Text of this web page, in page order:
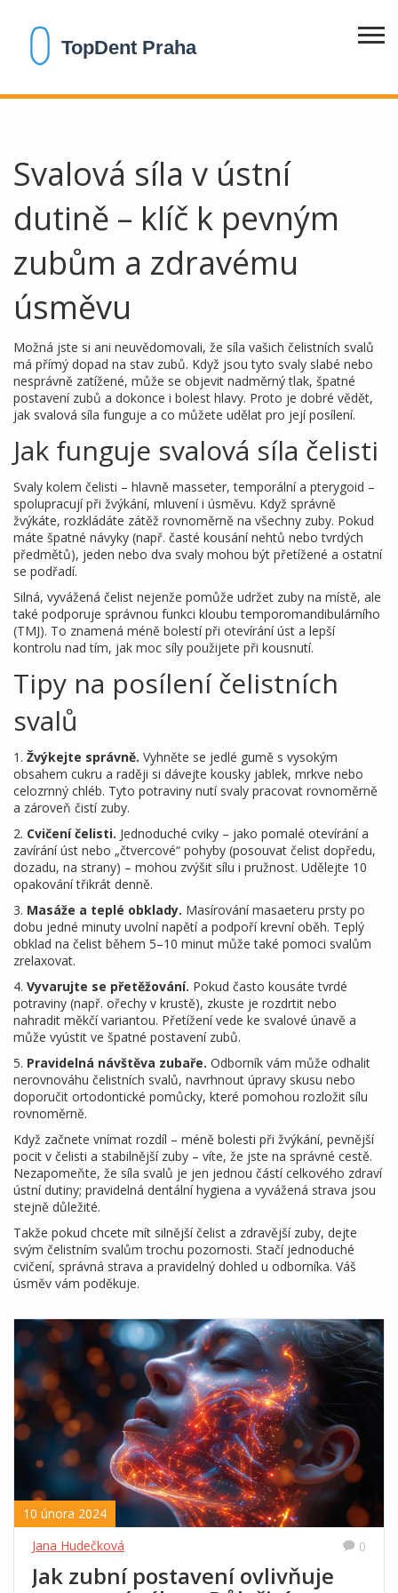
Svalová síla v ústní
dutině – klíč k pevným
zubům a zdravému
úsměvu
Možná jste si ani neuvědomovali, že síla vašich čelistních svalů
má přímý dopad na stav zubů. Když jsou tyto svaly slabé nebo
nesprávně zatížené, může se objevit nadměrný tlak, špatné
postavení zubů a dokonce i bolest hlavy. Proto je dobré vědět,
jak svalová síla funguje a co můžete udělat pro její posílení.
Jak funguje svalová síla čelisti
Svaly kolem čelisti – hlavně masseter, temporální a pterygoid –
spolupracují při žvýkání, mluvení i úsměvu. Když správně
žvýkáte, rozkládáte zátěž rovnoměrně na všechny zuby. Pokud
máte špatné návyky (např. časté kousání nehtů nebo tvrdých
předmětů), jeden nebo dva svaly mohou být přetížené a ostatní
se podřadí.
Silná, vyvážená čelist nejenže pomůže udržet zuby na místě, ale
také podporuje správnou funkci kloubu temporomandibulárního
(TMJ). To znamená méně bolestí při otevírání úst a lepší
kontrolu nad tím, jak moc síly použijete při kousnutí.
Tipy na posílení čelistních
svalů
1. Žvýkejte správně. Vyhněte se jedlé gumě s vysokým
obsahem cukru a raději si dávejte kousky jablek, mrkve nebo
celozrnný chléb. Tyto potraviny nutí svaly pracovat rovnoměrně
a zároveň čistí zuby.
2. Cvičení čelisti. Jednoduché cviky – jako pomalé otevírání a
zavírání úst nebo „čtvercové“ pohyby (posouvat čelist dopředu,
dozadu, na strany) – mohou zvýšit sílu i pružnost. Udělejte 10
opakování třikrát denně.
3. Masáže a teplé obklady. Masírování masaeteru prsty po
dobu jedné minuty uvolní napětí a podpoří krevní oběh. Teplý
obklad na čelist během 5–10 minut může také pomoci svalům
zrelaxovat.
4. Vyvarujte se přetěžování. Pokud často kousáte tvrdé
potraviny (např. ořechy v krustě), zkuste je rozdrtit nebo
nahradit měkčí variantou. Přetížení vede ke svalové únavě a
může vyústit ve špatné postavení zubů.
5. Pravidelná návštěva zubaře. Odborník vám může odhalit
nerovnováhu čelistních svalů, navrhnout úpravy skusu nebo
doporučit ortodontické pomůcky, které pomohou rozložit sílu
rovnoměrně.
Když začnete vnímat rozdíl – méně bolesti při žvýkání, pevnější
pocit v čelisti a stabilnější zuby – víte, že jste na správné cestě.
Nezapomeňte, že síla svalů je jen jednou částí celkového zdraví
ústní dutiny; pravidelná dentální hygiena a vyvážená strava jsou
stejně důležité.
Takže pokud chcete mít silnější čelist a zdravější zuby, dejte
svým čelistním svalům trochu pozornosti. Stačí jednoduché
cvičení, správná strava a pravidelný dohled u odborníka. Váš
úsměv vám poděkuje.
10 února 2024
Jana Hudečková
0
Jak zubní postavení ovlivňuje